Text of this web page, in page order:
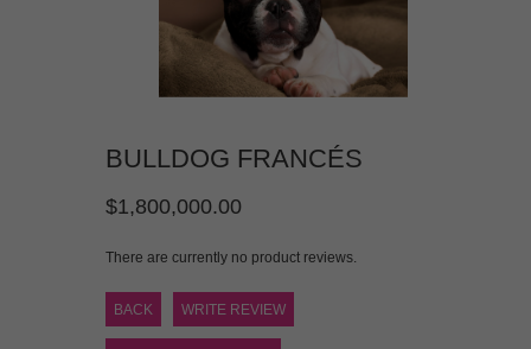
BULLDOG FRANCÉS
$1,800,000.00
There are currently no product reviews.
BACK WRITE REVIEW